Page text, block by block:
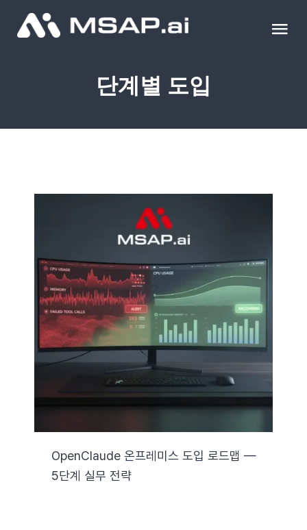
조달물품
이벤트 & 세미나
블로그
자료실
기술지원
Search
단계별 도입
OpenClaude 온프레미스 도입 로드맵 —
5단계 실무 전략